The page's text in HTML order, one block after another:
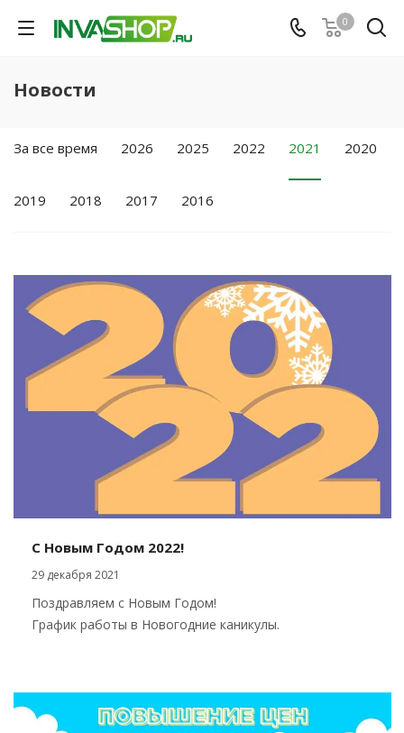
0
Новости
За все время 2026 2025 2022 2021 2020
2019 2018 2017 2016
С Новым Годом 2022!
29 декабря 2021
Поздравляем с Новым Годом!
График работы в Новогодние каникулы.